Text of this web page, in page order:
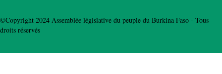
©Copyright 2024 Assemblée législative du peuple du Burkina Faso - Tous
droits réservés